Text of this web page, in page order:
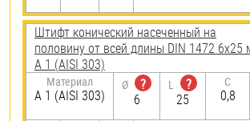
Штифт конический насеченный на
половину от всей длины DIN 1472 6х25
А 1 (AISI 303)
Материал
А 1 (AISI 303)
Ø
?
6
L
?
25
C
0,8